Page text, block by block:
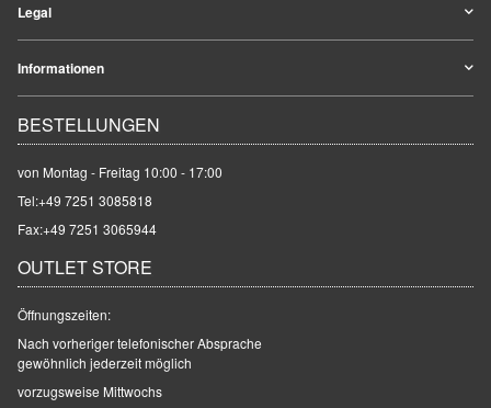
Legal
Informationen
BESTELLUNGEN
von Montag - Freitag 10:00 - 17:00
Tel:+49 7251 3085818
Fax:+49 7251 3065944
OUTLET STORE
Öffnungszeiten:
Nach vorheriger telefonischer Absprache
gewöhnlich jederzeit möglich
vorzugsweise Mittwochs